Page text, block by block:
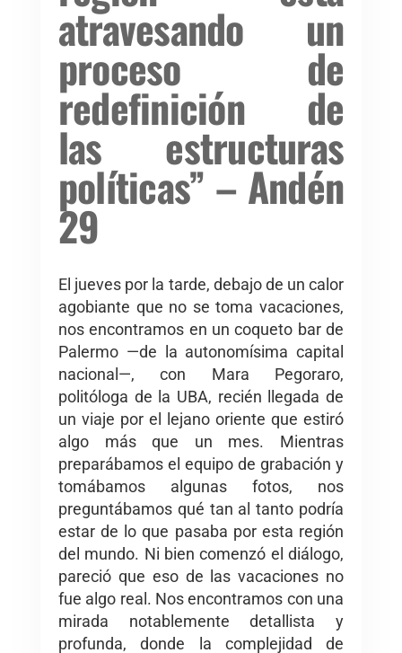
atravesando un
proceso de
redefinición de
las estructuras
políticas” – Andén
29
El jueves por la tarde, debajo de un calor
agobiante que no se toma vacaciones,
nos encontramos en un coqueto bar de
Palermo —de la autonomísima capital
nacional—, con Mara Pegoraro,
politóloga de la UBA, recién llegada de
un viaje por el lejano oriente que estiró
algo más que un mes. Mientras
preparábamos el equipo de grabación y
tomábamos algunas fotos, nos
preguntábamos qué tan al tanto podría
estar de lo que pasaba por esta región
del mundo. Ni bien comenzó el diálogo,
pareció que eso de las vacaciones no
fue algo real. Nos encontramos con una
mirada notablemente detallista y
profunda, donde la complejidad de